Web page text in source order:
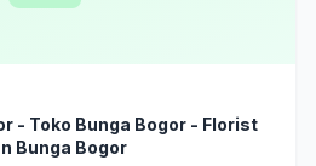
- Toko Bunga Bogor - Florist
Bunga Bogor